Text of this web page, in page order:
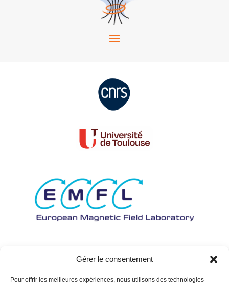
Gérer le consentement
Pour offrir les meilleures expériences, nous utilisons des technologies